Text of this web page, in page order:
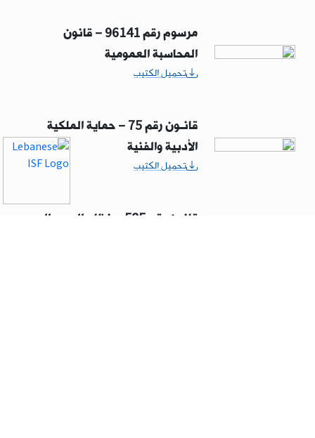
مرسوم رقم 96141 – قانون
المحاسبة العمومية
تحميل الكتيب
قانـون رقم 75 – حماية الملكية
الأدبية والفنية
تحميل الكتيب
قانون رقم 585 – نظام الصيد البري